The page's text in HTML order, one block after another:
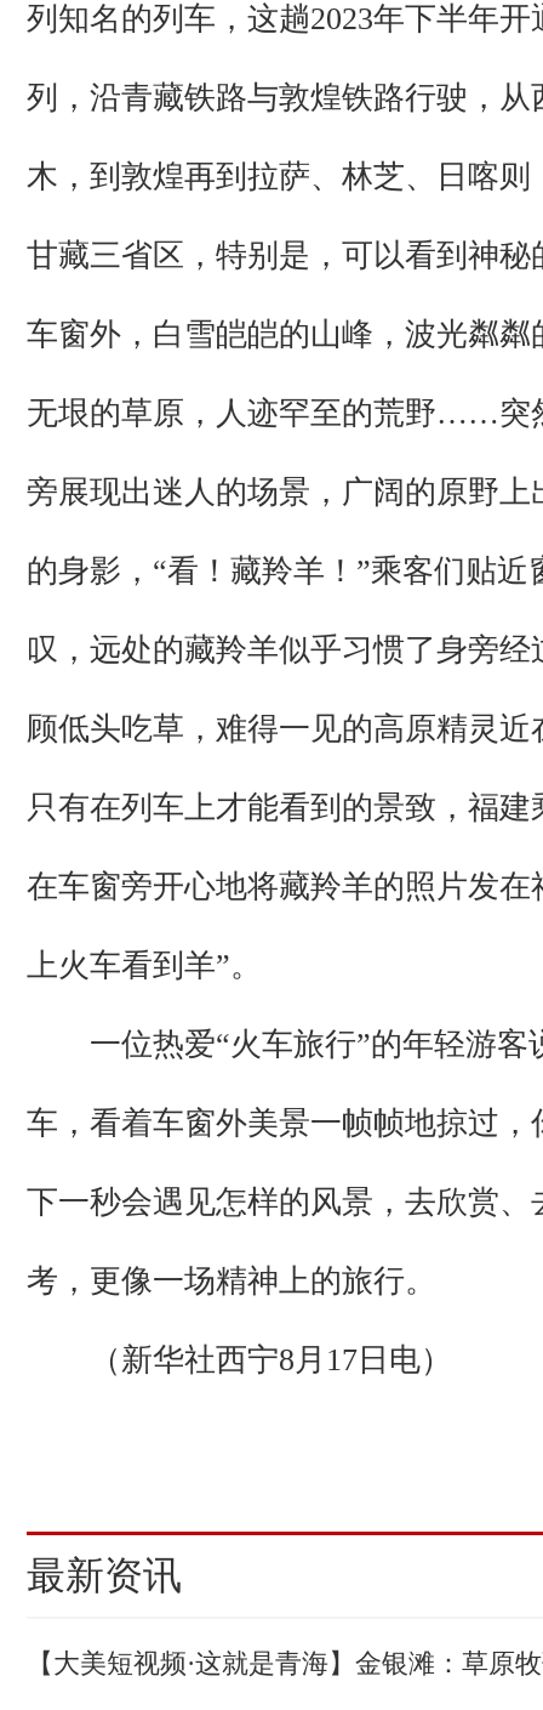
列知名的列车，这趟2023年下半年开
列，沿青藏铁路与敦煌铁路行驶，从
木，到敦煌再到拉萨、林芝、日喀则
甘藏三省区，特别是，可以看到神秘
车窗外，白雪皑皑的山峰，波光粼粼
无垠的草原，人迹罕至的荒野……突
旁展现出迷人的场景，广阔的原野上
的身影，“看！藏羚羊！”乘客们贴近
叹，远处的藏羚羊似乎习惯了身旁经
顾低头吃草，难得一见的高原精灵近
只有在列车上才能看到的景致，福建
在车窗旁开心地将藏羚羊的照片发在
上火车看到羊”。
一位热爱“火车旅行”的年轻游客
车，看着车窗外美景一帧帧地掠过，
下一秒会遇见怎样的风景，去欣赏、
考，更像一场精神上的旅行。
（新华社西宁8月17日电）
最新资讯
【大美短视频·这就是青海】金银滩：草原